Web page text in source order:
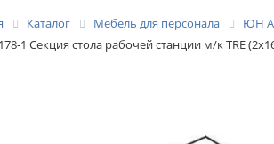
Каталог Мебель для персонала ЮН
1 Секция стола рабочей станции м/к TRE